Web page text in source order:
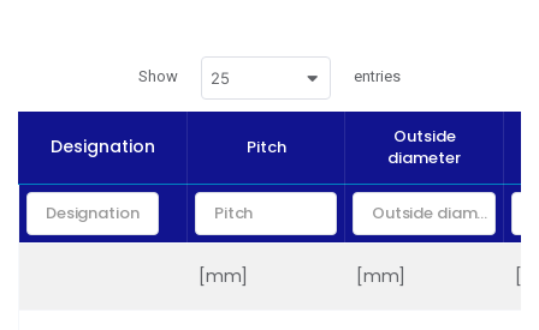
Show 25 entries
Designation Pitch
Outside
diameter
[mm] [mm]